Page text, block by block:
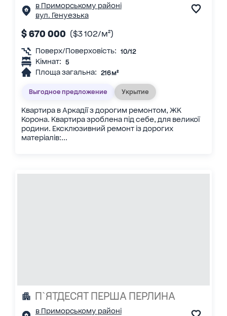
в Приморському районі
вул. Генуезька
$ 670 000 ($3 102/м²)
Поверх/Поверховість: 10/12
Кімнат: 5
Площа загальна: 216 м²
Выгодное предложение Укрытие
Квартира в Аркадії з дорогим ремонтом, ЖК
Корона. Квартира зроблена під себе, для великої
родини. Ексклюзивний ремонт із дорогих
матеріалів:...
П`ЯТДЕСЯТ ПЕРША ПЕРЛИНА
в Приморському районі